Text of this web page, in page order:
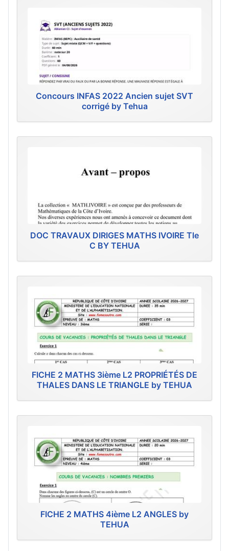
Concours INFAS 2022 Ancien sujet SVT
corrigé by Tehua
DOC TRAVAUX DIRIGES MATHS IVOIRE Tle
C BY TEHUA
FICHE 2 MATHS 3ième L2 PROPRIÉTÉS DE
THALES DANS LE TRIANGLE by TEHUA
FICHE 2 MATHS 4ième L2 ANGLES by
TEHUA